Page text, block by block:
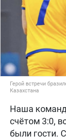
Герой встречи
Казахстана
Наша
счётом 3:0,
были гости.